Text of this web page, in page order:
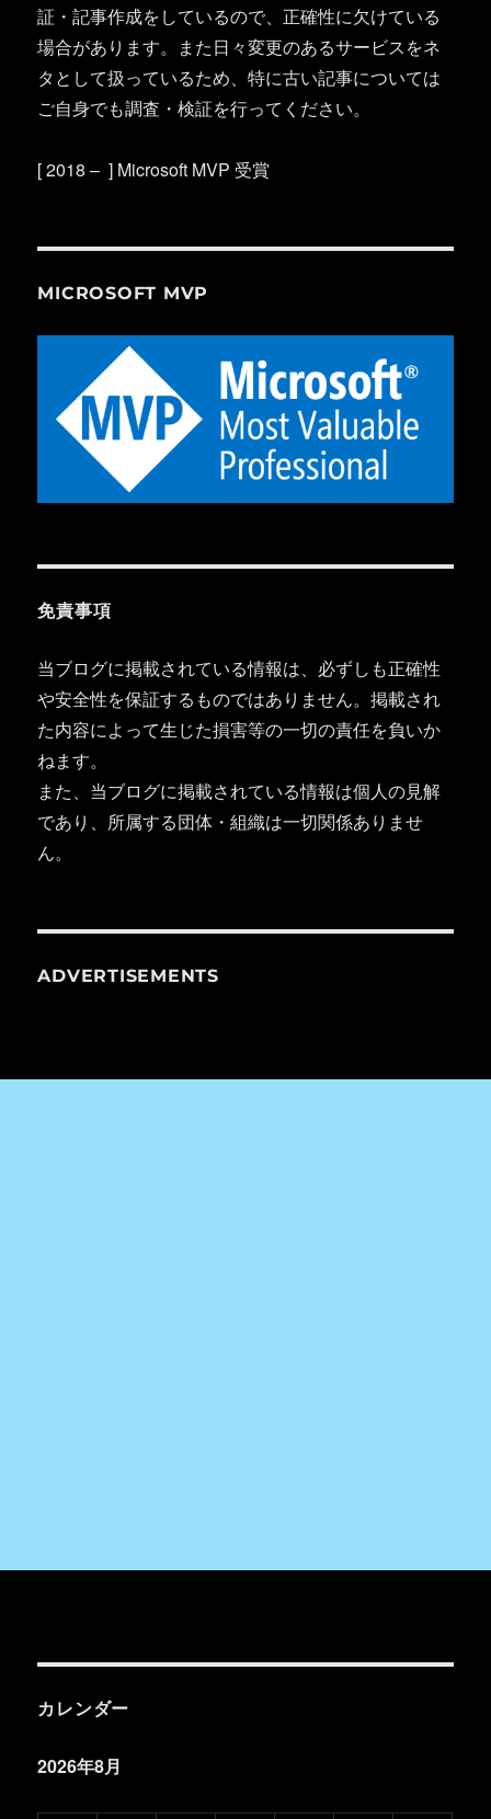
証・記事作成をしているので、正確性に欠けている
場合があります。また日々変更のあるサービスをネ
タとして扱っているため、特に古い記事については
ご自身でも調査・検証を行ってください。
[ 2018 – ] Microsoft MVP 受賞
MICROSOFT MVP
免責事項
当ブログに掲載されている情報は、必ずしも正確性
や安全性を保証するものではありません。掲載され
た内容によって生じた損害等の一切の責任を負いか
ねます。
また、当ブログに掲載されている情報は個人の見解
であり、所属する団体・組織は一切関係ありませ
ん。
ADVERTISEMENTS
カレンダー
2026年8月